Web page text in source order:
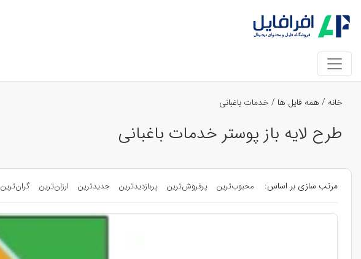
خانه / همه فایل ها / خدمات باغبانی
طرح لایه باز پوستر خدمات باغبانی
مرتب سازی بر اساس: محبوب‌ترین پرفروش‌ترین پربازدیدترین جدیدترین ارزان‌ترین گران‌ترین